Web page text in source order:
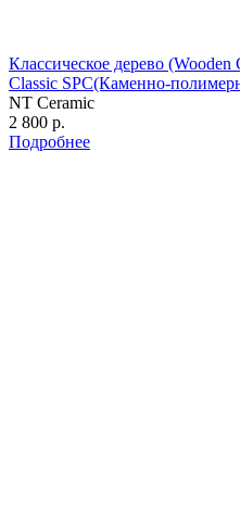
Классическое дерево
Classic SPC(Каменно-
NT Ceramic
2 800 р.
Подробнее